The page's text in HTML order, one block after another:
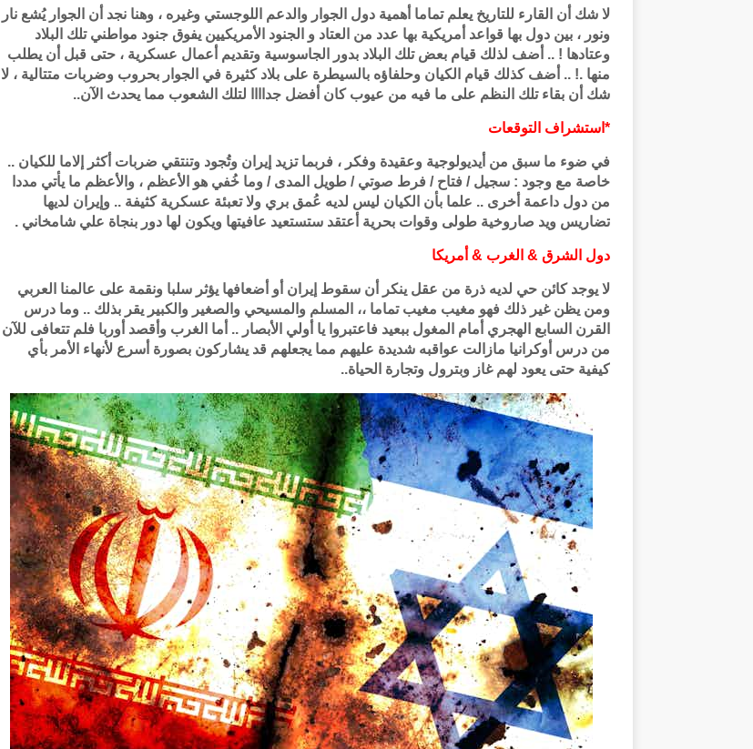
لا شك أن القارء للتاريخ يعلم تماما أهمية دول الجوار والدعم اللوجستي وغيره ، وهنا نجد أن الجوار يُشع نار
ونور ، بين دول بها قواعد أمريكية بها عدد من العتاد و الجنود الأمريكيين يفوق جنود مواطني تلك البلاد
وعتادها ! .. أضف لذلك قيام بعض تلك البلاد بدور الجاسوسية وتقديم أعمال عسكرية ، حتى قبل أن يطلب
منها .! .. أضف كذلك قيام الكيان وحلفاؤه بالسيطرة على بلاد كثيرة في الجوار بحروب وضربات متتالية ، لا
شك أن بقاء تلك النظم على ما فيه من عيوب كان أفضل جداااا لتلك الشعوب مما يحدث الآن..
*استشراف التوقعات
في ضوء ما سبق من أيديولوجية وعقيدة وفكر ، فربما تزيد إيران وتُجود وتنتقي ضربات أكثر إلاما للكيان ..
خاصة مع وجود : سجيل / فتاح / فرط صوتي / طويل المدى / وما خُفي هو الأعظم ، والأعظم ما يأتي مددا
من دول داعمة أخرى .. علما بأن الكيان ليس لديه عُمق بري ولا تعبئة عسكرية كثيفة .. وإيران لديها
تضاريس ويد صاروخية طولى وقوات بحرية أعتقد ستستعيد عافيتها ويكون لها دور بنجاة علي شامخاني .
دول الشرق & الغرب & أمريكا
لا يوجد كائن حي لديه ذرة من عقل ينكر أن سقوط إيران أو أضعافها يؤثر سلبا ونقمة على عالمنا العربي
ومن يظن غير ذلك فهو مغيب مغيب تماما ،، المسلم والمسيحي والصغير والكبير يقر بذلك .. وما درس
القرن السابع الهجري أمام المغول ببعيد فاعتبروا يا أولي الأبصار .. أما الغرب وأقصد أوربا فلم تتعافى للآن
من درس أوكرانيا مازالت عواقبه شديدة عليهم مما يجعلهم قد يشاركون بصورة أسرع لأنهاء الأمر بأي
كيفية حتى يعود لهم غاز وبترول وتجارة الحياة..